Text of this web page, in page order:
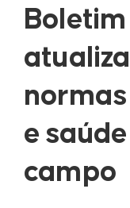
e
campo